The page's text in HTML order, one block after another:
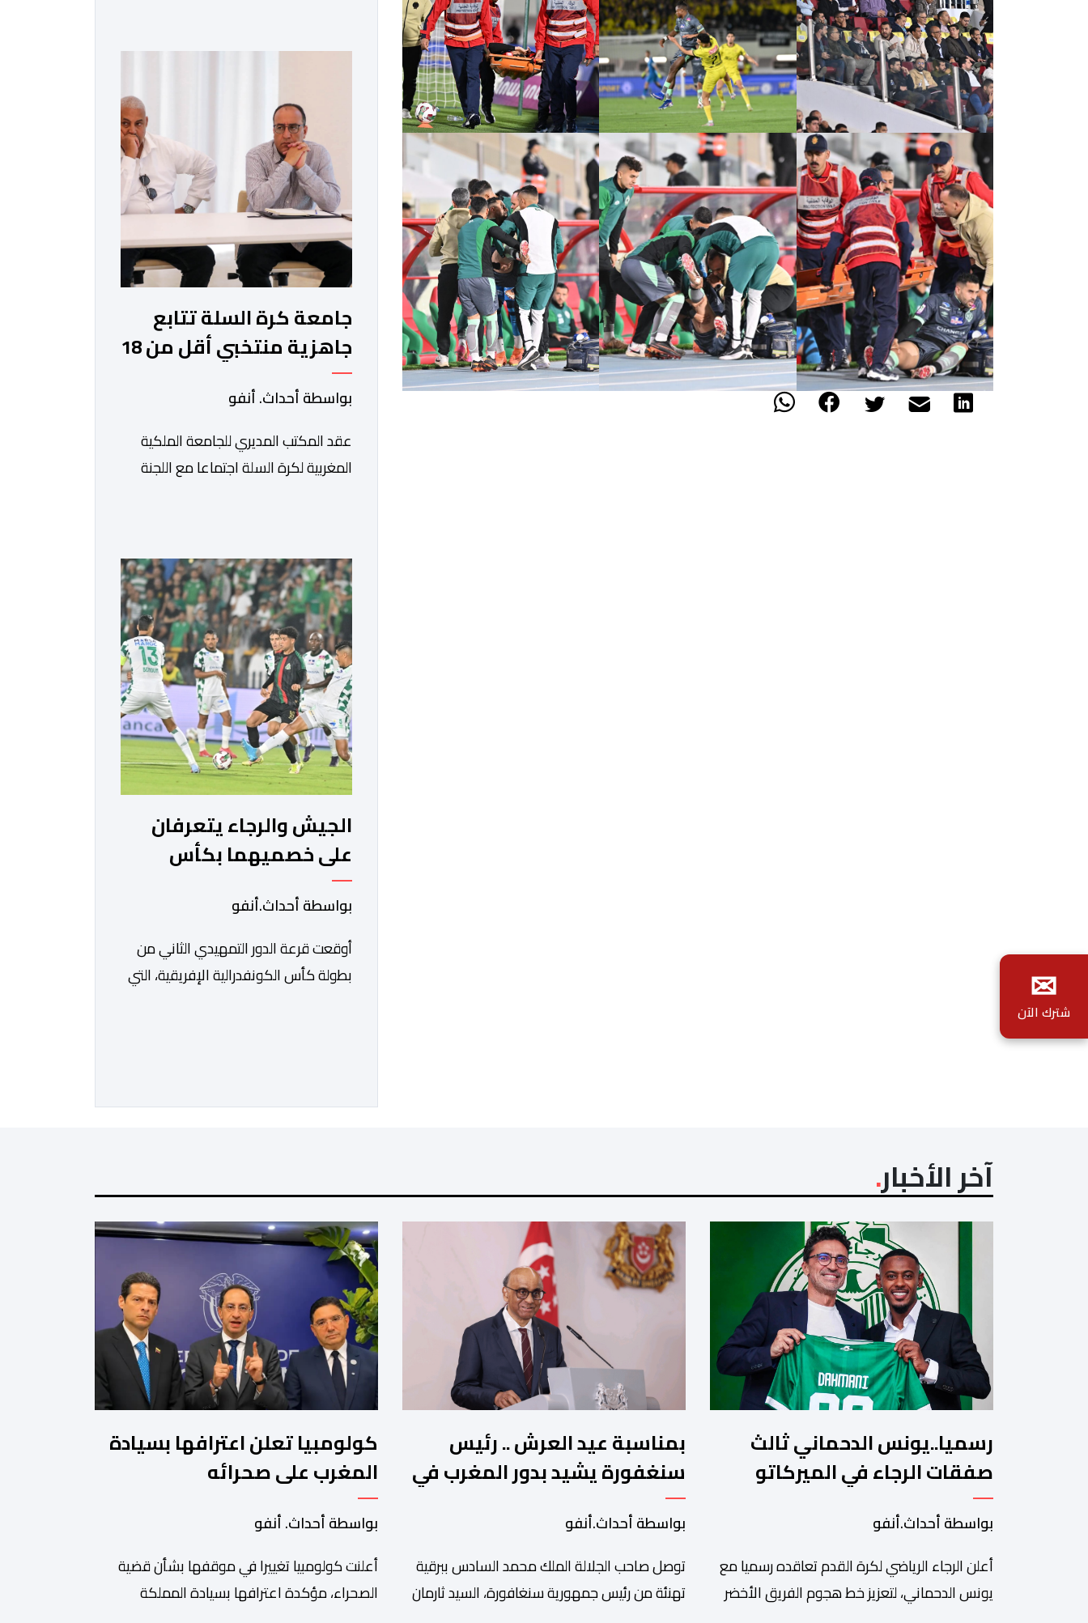
التقني للرجاء لتقديم الإضافة المرجوة في
المسابقات المحلية والقارية المقبلة. ​وجاء
هذا التعاقد بعد أداء لافت قدمه اللاعب
برفقة اتحاد […]
جامعة كرة السلة تتابع
جاهزية منتخبي أقل من 18
سنة قبل كأس إفريقيا
بواسطة أحداث. أنفو
عقد المكتب المديري للجامعة الملكية
المغربية لكرة السلة اجتماعا مع اللجنة
التي شهدتها المنتخبات الوطنية خلال
الفترة الأخيرة. وشهد الاجتماع تقديم
عرض مفصل حول مشاركة المنتخبين
الوطنيين لأقل من 18 سنة، إناثا وذكورا،
من طرف اللجنة التقنية التي واكبت كل
[…]
الجيش والرجاء يتعرفان
على خصميهما بكأس
الكاف
بواسطة أحداث.أنفو
أوقعت قرعة الدور التمهيدي الثاني من
بطولة كأس الكونفدرالية الإفريقية، التي
وسيكون نادي الرجاء الرياضي على موعد
ونادي أوديب ممثل […]
آخر الأخبار
رسميا..يونس الدحماني ثالث
صفقات الرجاء في الميركاتو
الصيفي
بواسطة أحداث.أنفو
أعلن الرجاء الرياضي لكرة القدم تعاقده رسميا مع
يونس الدحماني، لتعزيز خط هجوم الفريق الأخضر
بمناسبة عيد العرش .. رئيس
سنغفورة يشيد بدور المغرب في
تشجيع الحوار بين الأديان
بواسطة أحداث.أنفو
توصل صاحب الجلالة الملك محمد السادس ببرقية
تهنئة من رئيس جمهورية سنغافورة، السيد ثارمان
كولومبيا تعلن اعترافها بسيادة
المغرب على صحرائه
بواسطة أحداث. أنفو
أعلنت كولومبيا تغييرا في موقفها بشأن قضية
الصحراء، مؤكدة اعترافها بسيادة المملكة
✉
شترك الآن